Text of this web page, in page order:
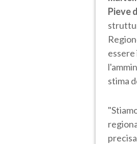
Pieve
stima